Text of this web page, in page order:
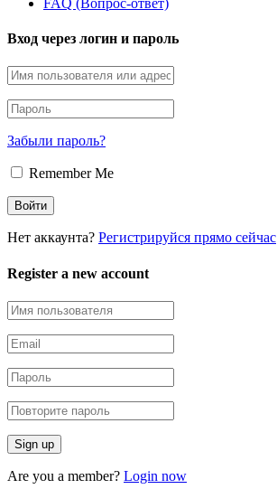
Вход через логин и пароль
Забыли пароль?
Remember Me
Нет аккаунта? Регистрируйся прямо сейчас
Register a new account
Are you a member? Login now